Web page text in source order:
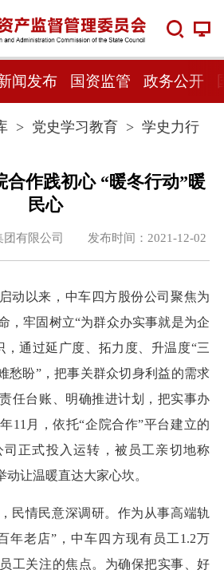
闻发布 国资监管 政务公开
> 党史学习教育> 学史力行
合作践初心 “暖冬行动”暖
民心
团有限公司 发布时间：2021-12-02
动以来，中车四方股份公司聚焦为
，牢固树立“为群众办实事就是为企
，通过延广度、拓力度、升温度“三
愁盼”，把事关群众切身利益的需求
任台账、明确推进计划，把实事办
11月，依托“企院合作”平台建立的
正式投入运转，被员工亲切地称
动让温暖直达大家心坎。
民情民意深调研。作为从事高端轨
年老店”，中车四方现有员工1.2万
工关注的焦点。为确保把实事、好